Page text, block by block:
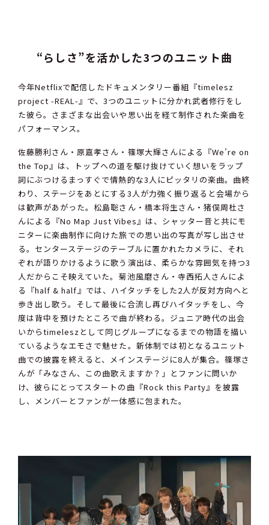
“らしさ”を活かした3つのユニット曲
今年Netflixで配信したドキュメンタリー番組『timelesz
project -REAL-』で、3つのユニットに分かれ武者修行をし
た彼ら。さまざまな出会いや思い出を経て制作された楽曲を
パフォーマンス。
佐藤勝利さん・原嘉孝さん・篠塚大輝さんによる『We’re on
the Top』は、トップへの道を駆け抜けていく想いをラップ
詞にぶつけるまっすぐで情熱的な3人にピッタリの楽曲。曲終
わり、ステージをあとにする3人が力強く振り返ると会場から
は歓声があがった。松島聡さん・橋本将生さん・猪俣周杜さ
んによる『No Map Just Vibes』は、シャッター音と共にモ
ニターに楽曲制作に向けた旅での思い出の写真が写し出させ
る。センターステージのテーブルに置かれたカメラに、それ
ぞれが語りかけるように歌う演出は、柔らかな雰囲気を持つ3
人だからこそ映えていた。菊池風磨さん・寺西拓人さんによ
る『half & half』では、ハイタッチをした2人が反対方向へと
歩き出し歌う。そして最後に合流し再びハイタッチをし、今
度は背中を預けたところで曲が終わる。ジュニア時代の出会
いからtimeleszとして同じグループになるまでの物語を描い
ているようなエモさで魅せた。新体制では初となるユニット
曲での披露を終えると、メインステージに8人が集合。篠塚さ
んが「みなさん、この曲歌えますか？」とファンに問いか
け、彼らにとってスタートの曲『Rock this Party』を披露
し、メンバーとファンが一体感に包まれた。